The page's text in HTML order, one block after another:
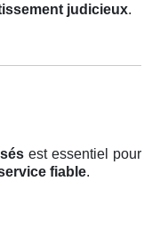
judicieux.
est essentiel pour
fiable.